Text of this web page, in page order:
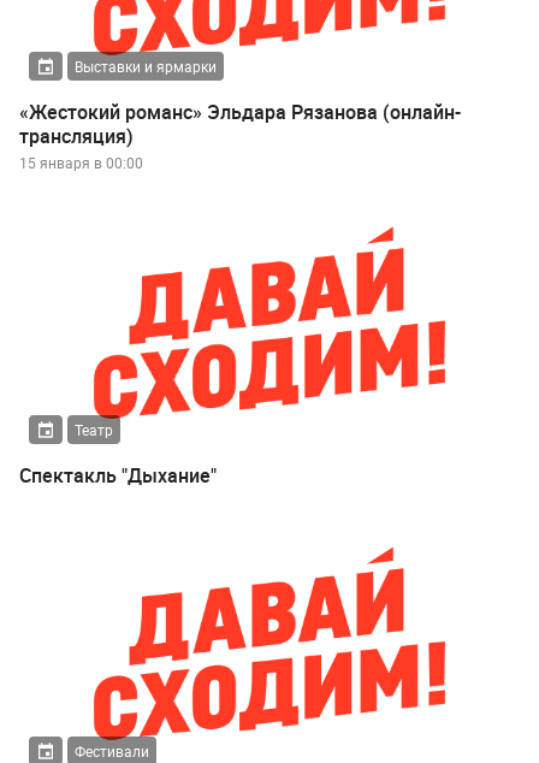
Выставки и ярмарки
«Жестокий романс» Эльдара Рязанова (онлайн-
трансляция)
15 января в 00:00
Театр
Спектакль "Дыхание"
Фестивали